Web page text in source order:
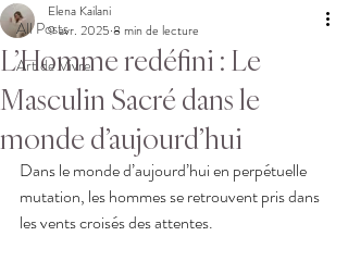
All Posts
Art de Vivre
L’Homme redéfini : Le
Masculin Sacré dans le
monde d’aujourd’hui
Elena Kailani
9 avr. 2025 8 min de lecture
Dans le monde d’aujourd’hui en perpétuelle
mutation, les hommes se retrouvent pris dans
les vents croisés des attentes.